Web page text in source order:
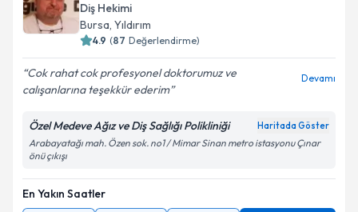
Diş Hekimi
Bursa, Yıldırım
4.9 (87 Değerlendirme)
Cok rahat cok profesyonel doktorumuz ve
calışanlarına teşekkür ederim
Devamı
Özel Medeve Ağız ve Diş Sağlığı Polikliniği Haritada Göster
Arabayatağı mah. Özen sok. no1 / Mimar Sinan metro istasyonu Çınar
önü çıkışı
En Yakın Saatler